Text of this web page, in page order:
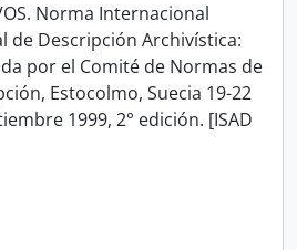
Norma Internacional
de Descripción Archivística:
por el Comité de Normas de
Estocolmo, Suecia 19-22
1999, 2° edición. [ISAD